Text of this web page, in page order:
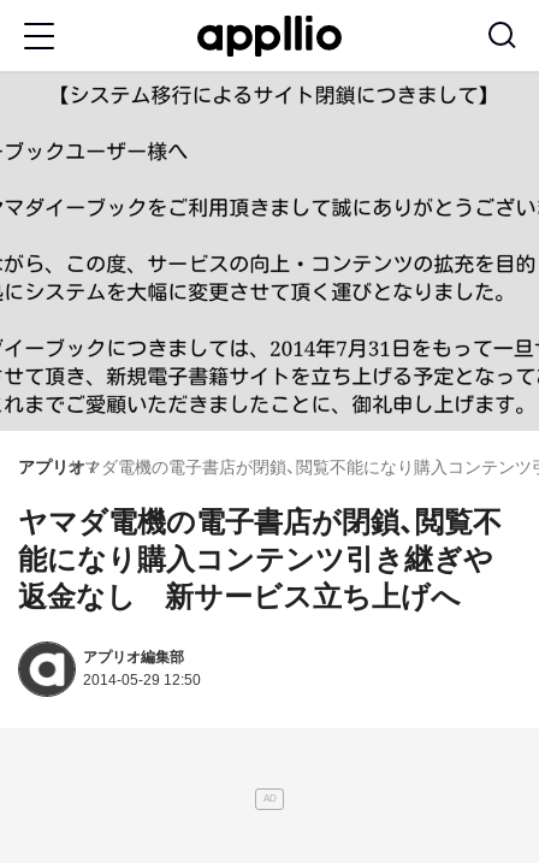
テ
ツ
移
動
アプリオヤマダ電機の電子書店が閉鎖、閲覧不能になり購入コンテ
ヤマダ電機の電子書店が閉鎖、閲覧不
能になり購入コンテンツ引き継ぎや
返金なし 新サービス立ち上げへ
アプリオ編集部
2014-05-29 12:50